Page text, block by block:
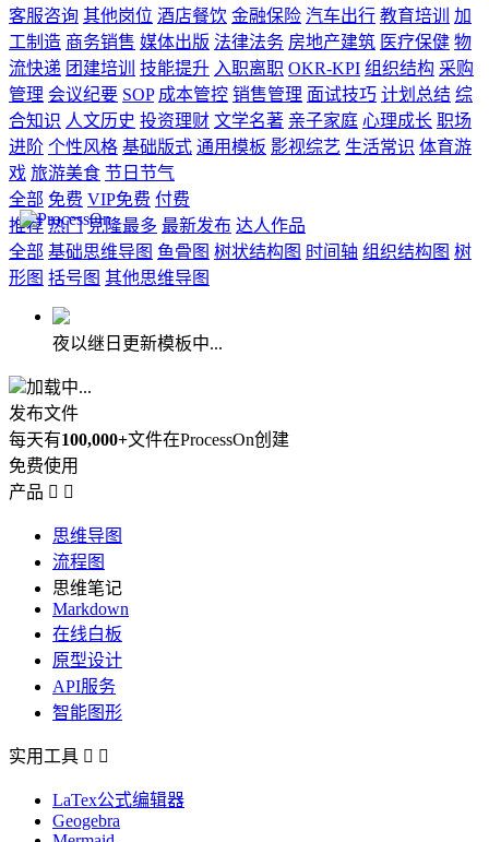
客服咨询 其他岗位 酒店餐饮 金融保险 汽车出行 教育培训
加
工制造 商务销售 媒体出版 法律法务 房地产建筑 医疗保健 物
流快递 团建培训 技能提升 入职离职 OKR-KPI 组织结构 采购
管理 会议纪要 SOP 成本管控 销售管理 面试技巧 计划总结 综
合知识 人文历史 投资理财 文学名著 亲子家庭 心理成长 职场
进阶 个性风格 基础版式 通用模板 影视综艺 生活常识 体育游
戏 旅游美食 节日节气
全部 免费 VIP免费 付费
推荐 热门 克隆最多 最新发布 达人作品
全部 基础思维导图 鱼骨图 树状结构图 时间轴 组织结构图 树
形图 括号图 其他思维导图
夜以继日更新模板中...
加载中...
发布文件
每天有100,000+文件在ProcessOn创建
免费使用
产品  
思维导图
流程图
思维笔记
Markdown
在线白板
原型设计
API服务
智能图形
实用工具  
LaTex公式编辑器
Geogebra